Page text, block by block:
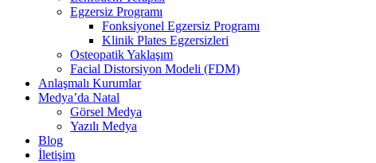
Egzersiz Programı
Fonksiyonel Egzersiz Programı
Klinik Plates Egzersizleri
Osteopatik Yaklaşım
Facial Distorsiyon Modeli (FDM)
Anlaşmalı Kurumlar
Medya’da Natal
Görsel Medya
Yazılı Medya
Blog
İletişim